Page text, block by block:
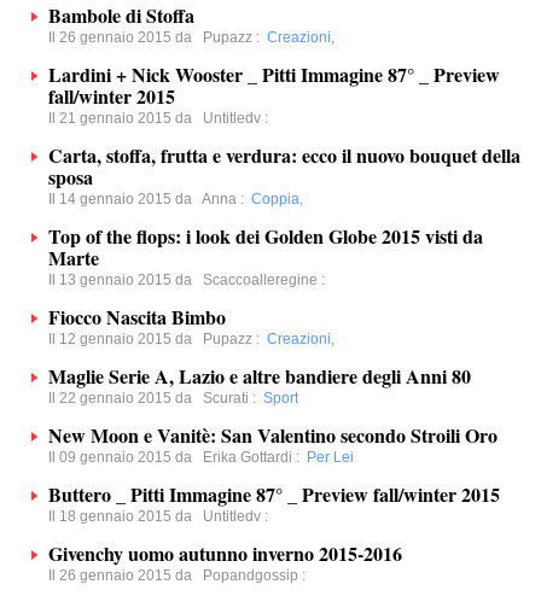
Bambole di Stoffa
Il 26 gennaio 2015 da Pupazz : Creazioni,
Lardini + Nick Wooster _ Pitti Immagine 87° _ Preview
fall/winter 2015
Il 21 gennaio 2015 da Untitledv :
Carta, stoffa, frutta e verdura: ecco il nuovo bouquet della
sposa
Il 14 gennaio 2015 da Anna : Coppia,
Top of the flops: i look dei Golden Globe 2015 visti da
Marte
Il 13 gennaio 2015 da Scaccoalleregine :
Fiocco Nascita Bimbo
Il 12 gennaio 2015 da Pupazz : Creazioni,
Maglie Serie A, Lazio e altre bandiere degli Anni 80
Il 22 gennaio 2015 da Scurati : Sport
New Moon e Vanitè: San Valentino secondo Stroili Oro
Il 09 gennaio 2015 da Erika Gottardi : Per Lei
Buttero _ Pitti Immagine 87° _ Preview fall/winter 2015
Il 18 gennaio 2015 da Untitledv :
Givenchy uomo autunno inverno 2015-2016
Il 26 gennaio 2015 da Popandgossip :